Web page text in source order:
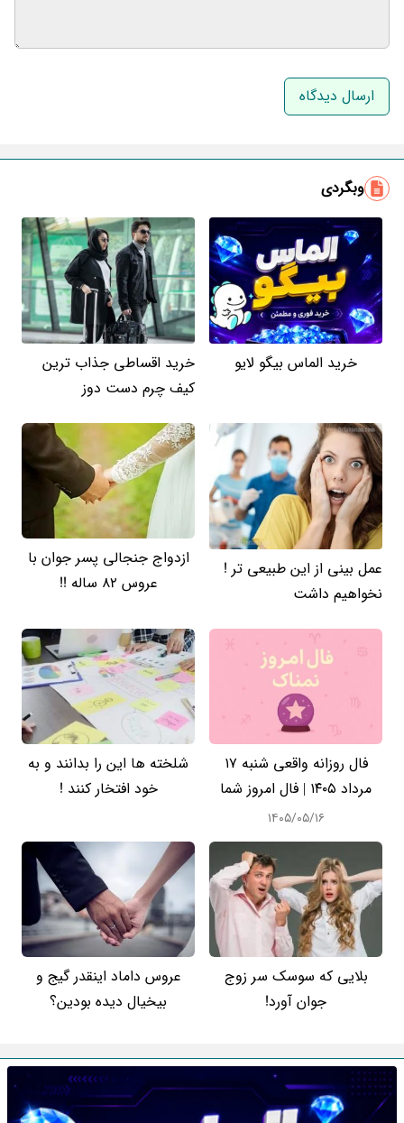
نام و نام خانوادگی
وبگردی
خرید الماس بیگو لایو
خرید اقساطی جذاب ترین
کیف چرم دست دوز
عمل بینی از این طبیعی تر !
نخواهیم داشت
ازدواج جنجالی پسر جوان با
عروس 82 ساله !!
فال روزانه واقعی شنبه ۱۷
مرداد ۱۴۰۵ | فال امروز شما
۱۴۰۵/۰۵/۱۶
شلخته ها این را بدانند و به
خود افتخار کنند !
بلایی که سوسک سر زوج
جوان آورد!
عروس داماد اینقدر گیج و
بیخیال دیده بودین؟